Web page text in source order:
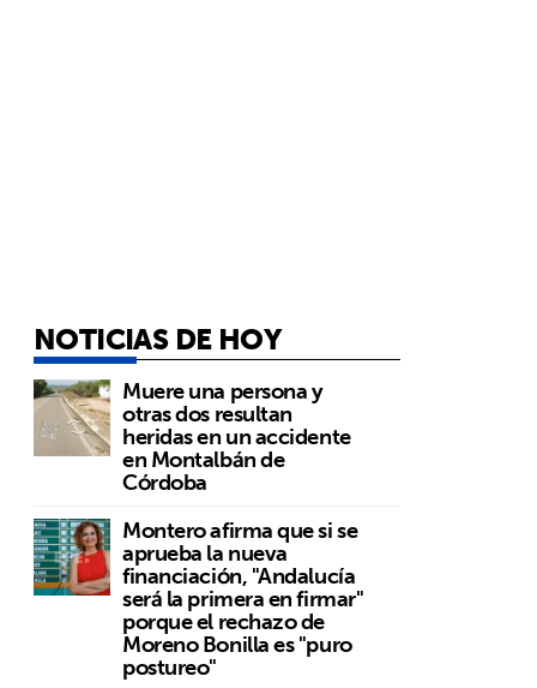
NOTICIAS DE HOY
Muere una persona y
otras dos resultan
heridas en un accidente
en Montalbán de
Córdoba
Montero afirma que si se
aprueba la nueva
financiación, "Andalucía
será la primera en firmar"
porque el rechazo de
Moreno Bonilla es "puro
postureo"